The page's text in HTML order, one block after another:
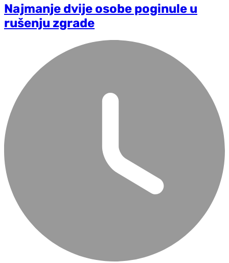
Najmanje dvije osobe poginule u
rušenju zgrade